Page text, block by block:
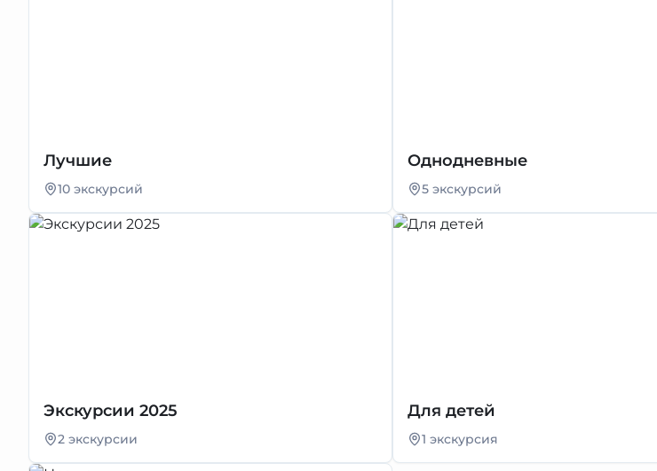
Лучшие
10 экскурсий
Однодневные
5 экскурсий
Экскурсии 2025
2 экскурсии
Для детей
1 экскурсия